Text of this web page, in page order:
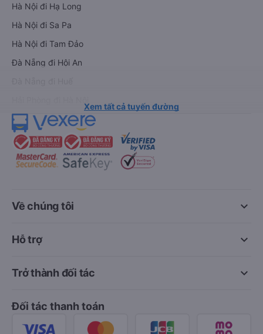
Hà Nội đi Hạ Long
Hà Nội đi Sa Pa
Hà Nội đi Tam Đảo
Đà Nẵng đi Hội An
Xem tất cả tuyến đường
keyboard_arrow_down
Về chúng tôi
keyboard_arrow_down
Hỗ trợ
keyboard_arrow_down
Trở thành đối tác
Đối tác thanh toán